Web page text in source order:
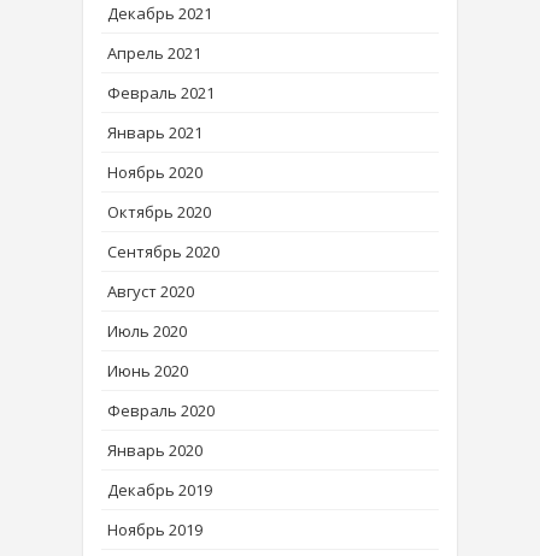
Декабрь 2021
Апрель 2021
Февраль 2021
Январь 2021
Ноябрь 2020
Октябрь 2020
Сентябрь 2020
Август 2020
Июль 2020
Июнь 2020
Февраль 2020
Январь 2020
Декабрь 2019
Ноябрь 2019